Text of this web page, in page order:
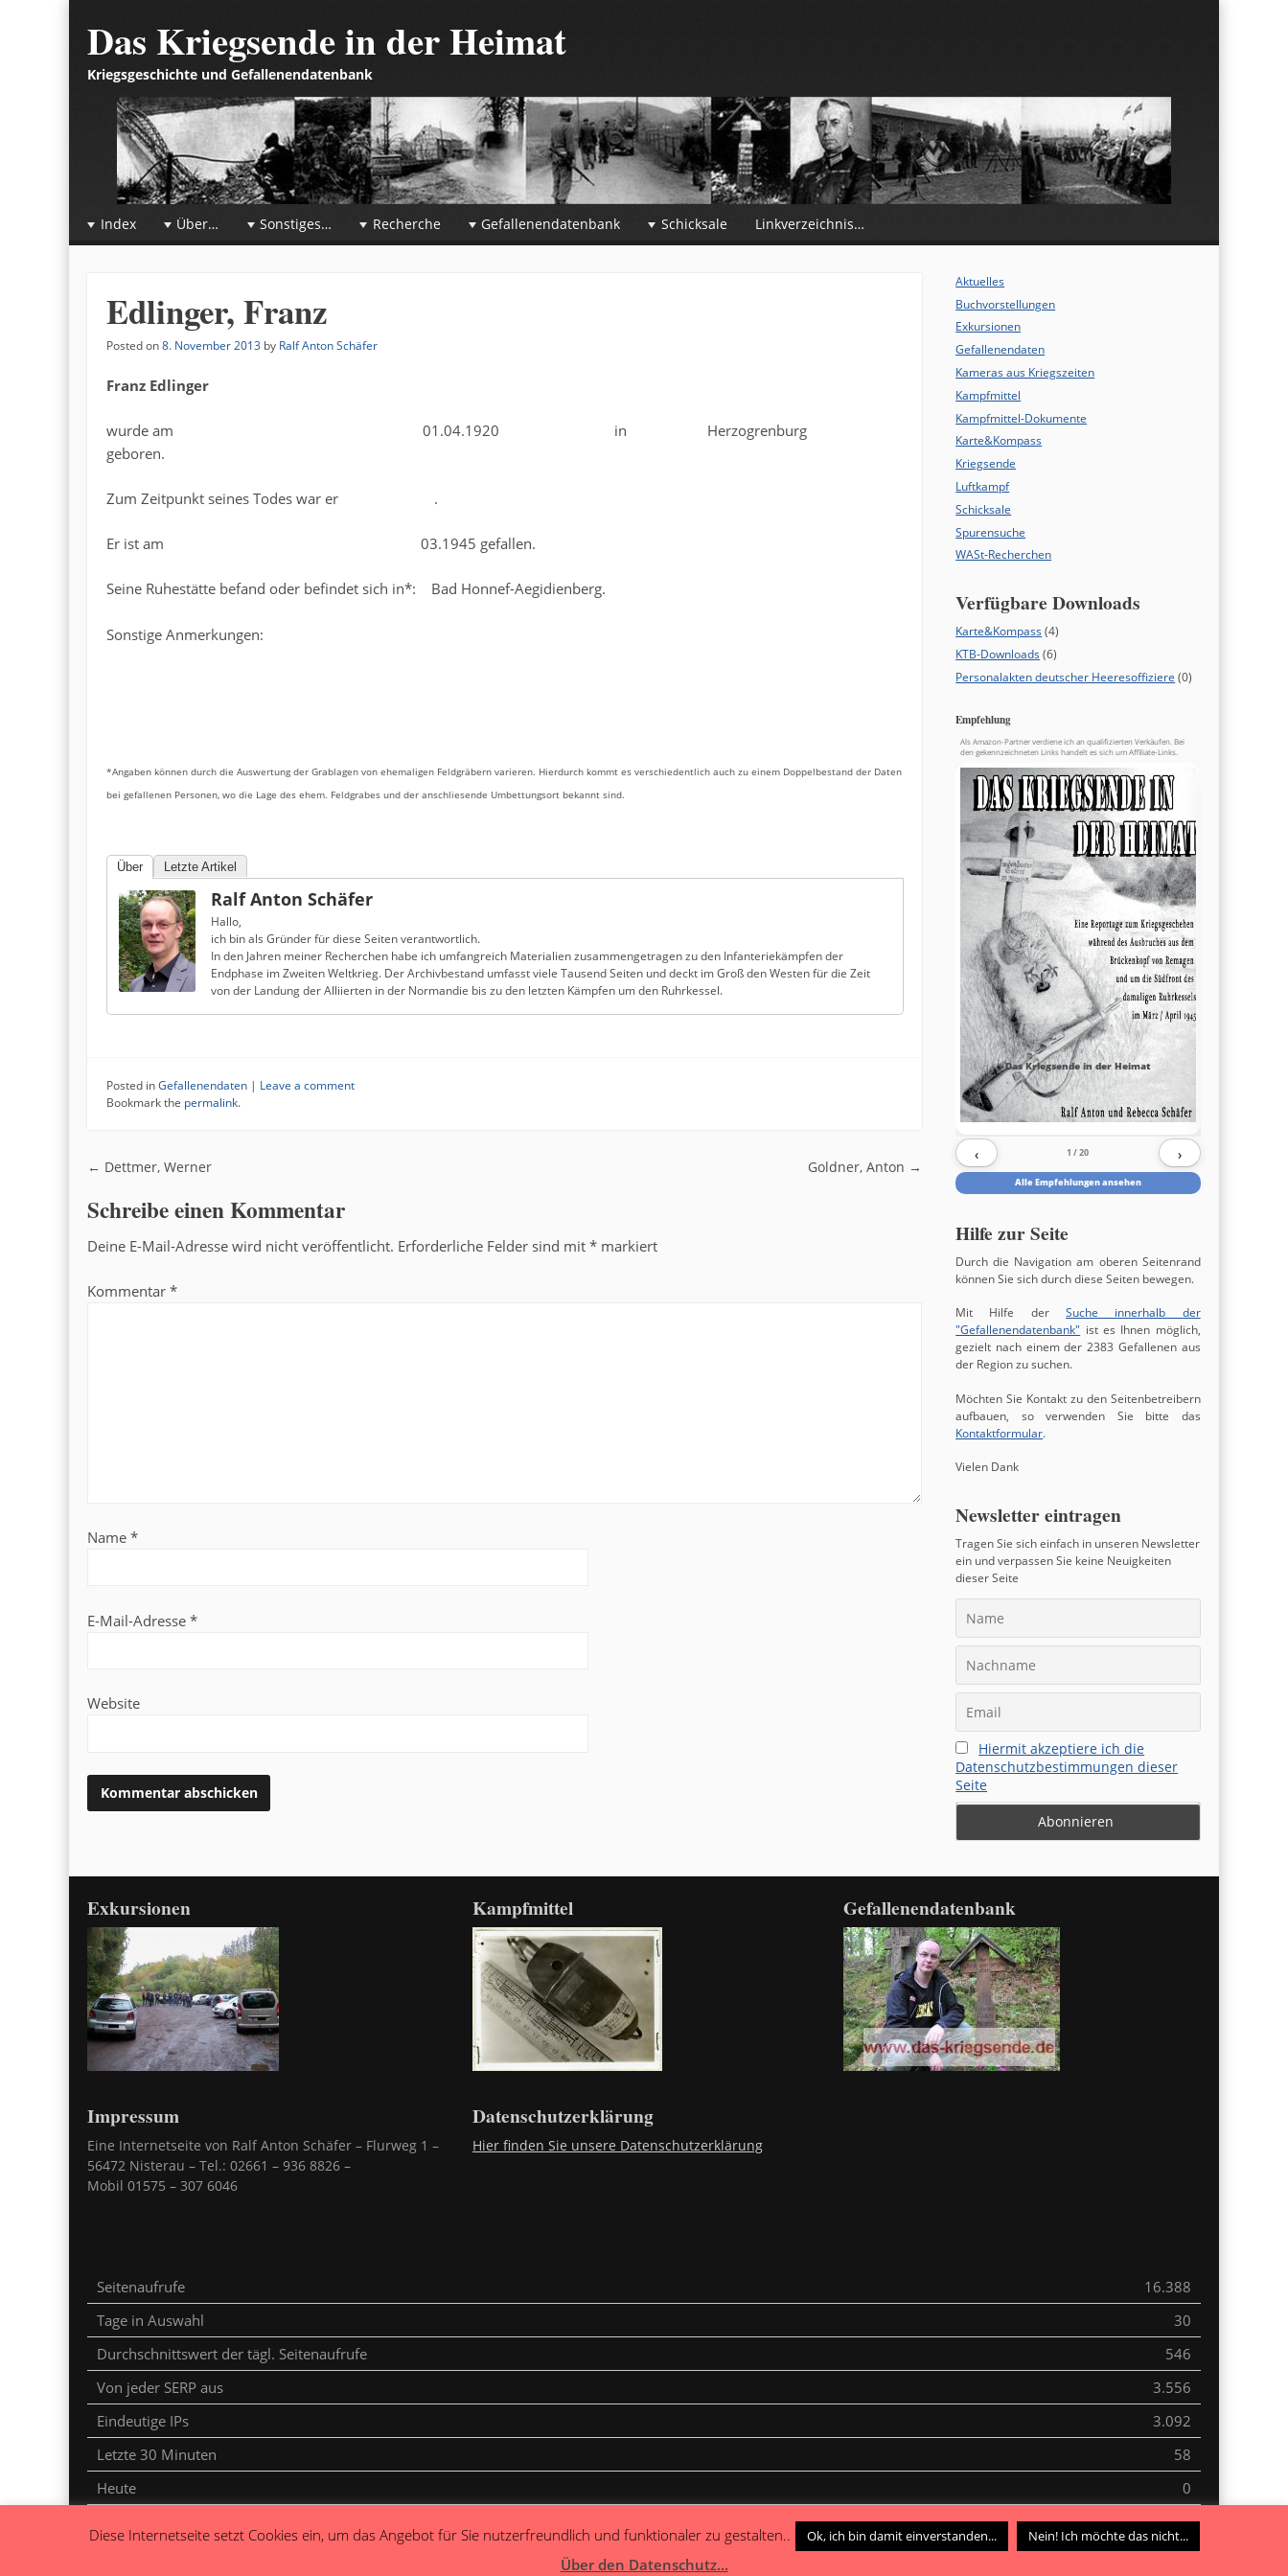
Das Kriegsende in der Heimat
Kriegsgeschichte und Gefallenendatenbank
☰Menu
Skip to content
Index Über… Sonstiges… Recherche Gefallenendatenbank Schicksale Linkverzeichnis…
Edlinger, Franz
Posted on 8. November 2013by Ralf Anton Schäfer
Franz Edlinger
wurde am 01.04.1920 in Herzogrenburg
geboren.
Zum Zeitpunkt seines Todes war er .
Er ist am 03.1945 gefallen.
Seine Ruhestätte befand oder befindet sich in*: Bad Honnef-Aegidienberg.
Sonstige Anmerkungen:
*Angaben können durch die Auswertung der Grablagen von ehemaligen Feldgräbern varieren. Hierdurch kommt es verschiedentlich auch zu einem Doppelbestand der Daten
bei gefallenen Personen, wo die Lage des ehem. Feldgrabes und der anschliesende Umbettungsort bekannt sind.
Über Letzte Artikel
Ralf Anton Schäfer
Hallo,
ich bin als Gründer für diese Seiten verantwortlich.
In den Jahren meiner Recherchen habe ich umfangreich Materialien zusammengetragen zu den Infanteriekämpfen der
Endphase im Zweiten Weltkrieg. Der Archivbestand umfasst viele Tausend Seiten und deckt im Groß den Westen für die Zeit
von der Landung der Alliierten in der Normandie bis zu den letzten Kämpfen um den Ruhrkessel.
Posted in Gefallenendaten | Leave a comment
Bookmark the permalink.
Post navigation
← Dettmer, Werner Goldner, Anton →
Schreibe einen Kommentar
Deine E-Mail-Adresse wird nicht veröffentlicht. Erforderliche Felder sind mit* markiert
Kommentar*
Name*
E-Mail-Adresse*
Website
Aktuelles
Buchvorstellungen
Exkursionen
Gefallenendaten
Kameras aus Kriegszeiten
Kampfmittel
Kampfmittel-Dokumente
Karte&Kompass
Kriegsende
Luftkampf
Schicksale
Spurensuche
WASt-Recherchen
Verfügbare Downloads
Karte&Kompass (4)
KTB-Downloads (6)
Personalakten deutscher Heeresoffiziere (0)
Empfehlung
Als Amazon-Partner verdiene ich an qualifizierten Verkäufen. Bei
den gekennzeichneten Links handelt es sich um Affiliate-Links.
Das Kriegsende in der Heimat
‹ 1 / 20 ›
Alle Empfehlungen ansehen
Hilfe zur Seite
Durch die Navigation am oberen Seitenrand
können Sie sich durch diese Seiten bewegen.
Mit Hilfe derSuche innerhalb der
"Gefallenendatenbank" ist es Ihnen möglich,
gezielt nach einem der 2383 Gefallenen aus
der Region zu suchen.
Möchten Sie Kontakt zu den Seitenbetreibern
aufbauen, so verwenden Sie bitte das
Kontaktformular.
Vielen Dank
Newsletter eintragen
Tragen Sie sich einfach in unseren Newsletter
ein und verpassen Sie keine Neuigkeiten
dieser Seite
Hiermit akzeptiere ich die
Datenschutzbestimmungen dieser
Seite
Exkursionen Kampfmittel Gefallenendatenbank
Impressum
Eine Internetseite von Ralf Anton Schäfer – Flurweg 1 –
56472 Nisterau – Tel.: 02661 – 936 8826 –
Mobil 01575 – 307 6046
Datenschutzerklärung
Hier finden Sie unsere Datenschutzerklärung
Seitenaufrufe
16.388
Tage in Auswahl
30
Durchschnittswert der tägl. Seitenaufrufe
546
Von jeder SERP aus
3.556
Eindeutige IPs
3.092
Letzte 30 Minuten
58
Heute
0
0
Diese Internetseite setzt Cookies ein, um das Angebot für Sie nutzerfreundlich und funktionaler zu gestalten.. Ok, ich bin damit einverstanden... Nein! Ich möchte das nicht...
Über den Datenschutz...